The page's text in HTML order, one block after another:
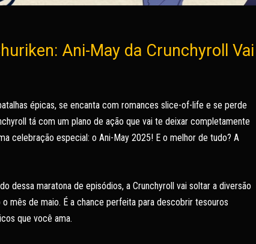
Ani-May da Crunchyroll Vai
épicas, se encanta com romances slice-of-life e se perde
tá com um plano de ação que vai te deixar completamente
celebração especial: o Ani-May 2025! E o melhor de tudo? A
dessa maratona de episódios, a Crunchyroll vai soltar a diversão
mês de maio. É a chance perfeita para descobrir tesouros
que você ama.